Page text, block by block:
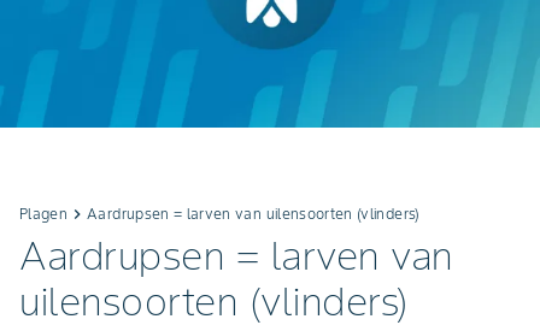
Plagen keyboard_arrow_rightAardrupsen = larven van uilensoorten (vlinders)
Aardrupsen = larven van
uilensoorten (vlinders)